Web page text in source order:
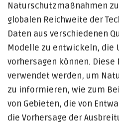
Naturschutzmaßnahmen
globalen Reichweite der
Daten aus verschiedenen
Modelle zu entwickeln, die
vorhersagen können.
verwendet werden, um
zu informieren, wie zum
von Gebieten, die von
die Vorhersage der